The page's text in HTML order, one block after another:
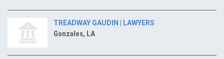
TREADWAY GAUDIN | LAWYERS
Gonzales, LA